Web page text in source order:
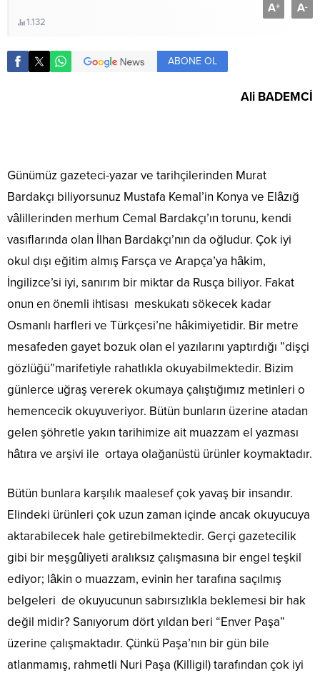
1.132
A+ A-
ABONE OL
Ali BADEMCİ
Günümüz gazeteci-yazar ve tarihçilerinden Murat
Bardakçı biliyorsunuz Mustafa Kemal’in Konya ve Elâzığ
vâlillerinden merhum Cemal Bardakçı’ın torunu, kendi
vasıflarında olan İlhan Bardakçı’nın da oğludur. Çok iyi
okul dışı eğitim almış Farsça ve Arapça’ya hâkim,
İngilizce’si iyi, sanırım bir miktar da Rusça biliyor. Fakat
onun en önemli ihtisası meskukatı sökecek kadar
Osmanlı harfleri ve Türkçesi’ne hâkimiyetidir. Bir metre
mesafeden gayet bozuk olan el yazılarını yaptırdığı ”dişçi
gözlüğü”marifetiyle rahatlıkla okuyabilmektedir. Bizim
günlerce uğraş vererek okumaya çalıştığımız metinleri o
hemencecik okuyuveriyor. Bütün bunların üzerine atadan
gelen şöhretle yakın tarihimize ait muazzam el yazması
hâtıra ve arşivi ile ortaya olağanüstü ürünler koymaktadır.
Bütün bunlara karşılık maalesef çok yavaş bir insandır.
Elindeki ürünleri çok uzun zaman içinde ancak okuyucuya
aktarabilecek hale getirebilmektedir. Gerçi gazetecilik
gibi bir meşgûliyeti aralıksız çalışmasına bir engel teşkil
ediyor; lâkin o muazzam, evinin her tarafına saçılmış
belgeleri de okuyucunun sabırsızlıkla beklemesi bir hak
değil midir? Sanıyorum dört yıldan beri “Enver Paşa”
üzerine çalışmaktadır. Çünkü Paşa’nın bir gün bile
atlanmamış, rahmetli Nuri Paşa (Killigil) tarafından çok iyi